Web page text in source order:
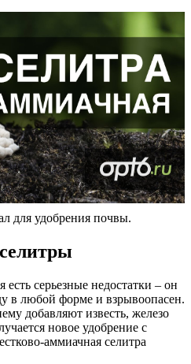
для удобрения почвы.
серьезные недостатки – он
в любой форме и взрывоопасен.
добавляют известь, железо
новое удобрение с
аммиачная селитра